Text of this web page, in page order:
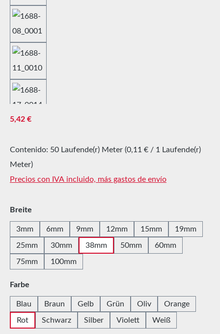
Precio normal:
5,42 €
Contenido: 50 Laufende(r) Meter (0,11 € / 1 Laufende(r)
Meter)
Precios con IVA incluido, más gastos de envío
Seleccione
Breite
3mm 6mm 9mm 12mm 15mm 19mm
25mm 30mm 38mm 50mm 60mm
75mm 100mm
Seleccione
Farbe
Blau Braun Gelb Grün Oliv Orange
Rot Schwarz Silber Violett Weiß